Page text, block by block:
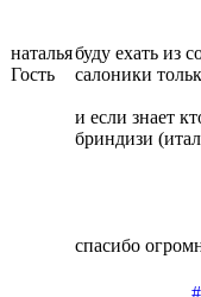
наталья
Гость
буду ехать из
салоники
и если знает
бриндизи
спасибо